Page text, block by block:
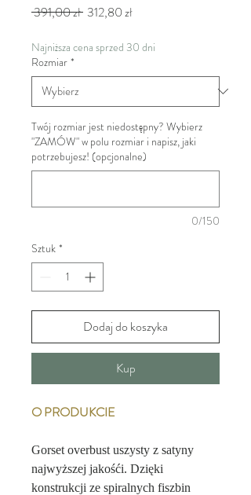
391,00 zł Regularna cena
312,80 złCena Rabatowa
Najniższa cena sprzed 30 dni
Rozmiar *
Twój rozmiar jest niedostępny? Wybierz
"ZAMÓW" w polu rozmiar i napisz, jaki
potrzebujesz! (opcjonalne)
0/150
Sztuk *
Dodaj do koszyka
Kup
O PRODUKCIE
Gorset overbust uszysty z satyny
najwyższej jakośći. Dzięki
konstrukcji ze spiralnych fiszbin